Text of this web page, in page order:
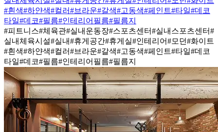
#흰색#하얀색#컬러#브라운#갈색#고동색#페인트#타일#데코
타일#데코#필름#인테리어필름#필름지
#피트니스#체육관#실내운동장#스포츠센터#실내스포츠센터#
실내체육시설#실내#휴게공간#휴게실#인테리어#모던#화이트
#흰색#하얀색#컬러#브라운#갈색#고동색#페인트#타일#데코
타일#데코#필름#인테리어필름#필름지